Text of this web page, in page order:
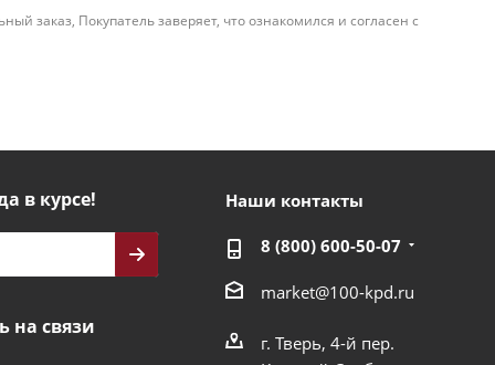
заказ, Покупатель заверяет, что ознакомился и согласен с
в курсе!
на связи
Наши контакты
8 (800) 600-50-07
market@100-kpd.ru
г. Тверь, 4-й пер.